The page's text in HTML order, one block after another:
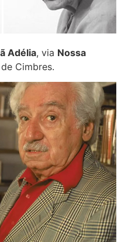
Adélia, via Nossa
Cimbres.